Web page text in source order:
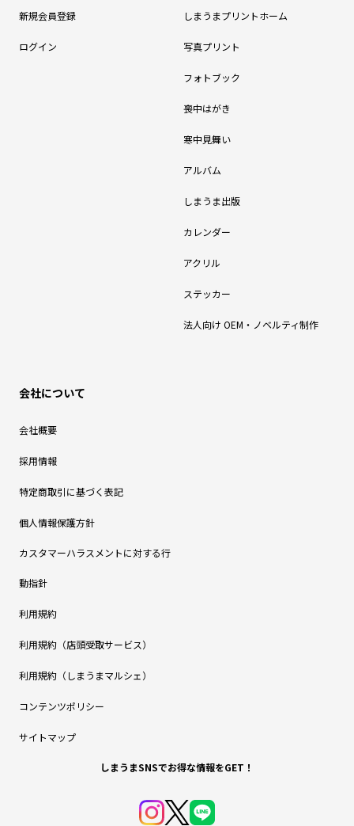
新規会員登録
ログイン
しまうまプリントホーム
写真プリント
フォトブック
喪中はがき
寒中見舞い
アルバム
しまうま出版
カレンダー
アクリル
ステッカー
法人向け OEM・ノベルティ制作
会社について
会社概要
採用情報
特定商取引に基づく表記
個人情報保護方針
カスタマーハラスメントに対する行
動指針
利用規約
利用規約（店頭受取サービス）
利用規約（しまうまマルシェ）
コンテンツポリシー
サイトマップ
しまうまSNSでお得な情報をGET！